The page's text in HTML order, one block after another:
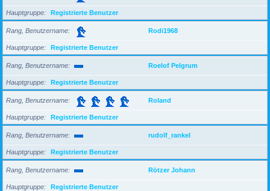
Hauptgruppe Registrierte Benutzer
Rang, Benutzername Rodi1968
Hauptgruppe Registrierte Benutzer
Rang, Benutzername Roelof Pelgrum
Hauptgruppe Registrierte Benutzer
Rang, Benutzername Roland
Hauptgruppe Registrierte Benutzer
Rang, Benutzername rudolf_rankel
Hauptgruppe Registrierte Benutzer
Rang, Benutzername Rötzer Johann
Hauptgruppe Registrierte Benutzer